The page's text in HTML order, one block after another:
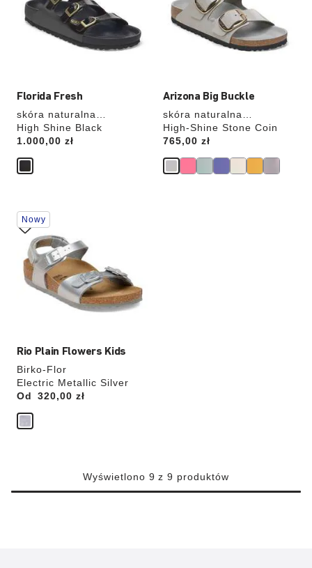
Florida Fresh
skóra naturalna
lakierowana
High Shine Black
Price:
1.000,00 zł
zdjęcia
produktu
Arizona Big Buckle
skóra naturalna
lakierowana
High-Shine Stone Coin
Price:
765,00 zł
zdjęcia
produktu
Rio Plain Flowers Kids
Birko-Flor
Electric Metallic Silver
Od
Price:320,00 zł
Wybranie
koloru
spowoduje
zmianę
zdjęcia
produktu
Nowy
Wyświetlono 9 z 9 produktów